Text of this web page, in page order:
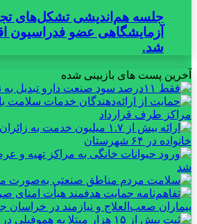
جلسه هم‌اندیشی تشکل‌های
آزمایشگاهی عضو فدراسیون
شد.
آخرین پست های بازبینی شده